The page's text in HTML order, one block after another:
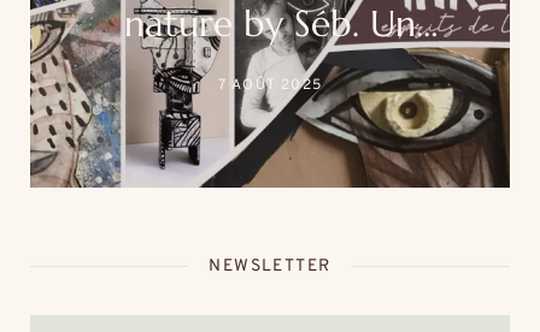
nature by Séb. Un
événement unique au
cœur de la thalasso Roz
Marine
7 AOÛT 2025
NEWSLETTER